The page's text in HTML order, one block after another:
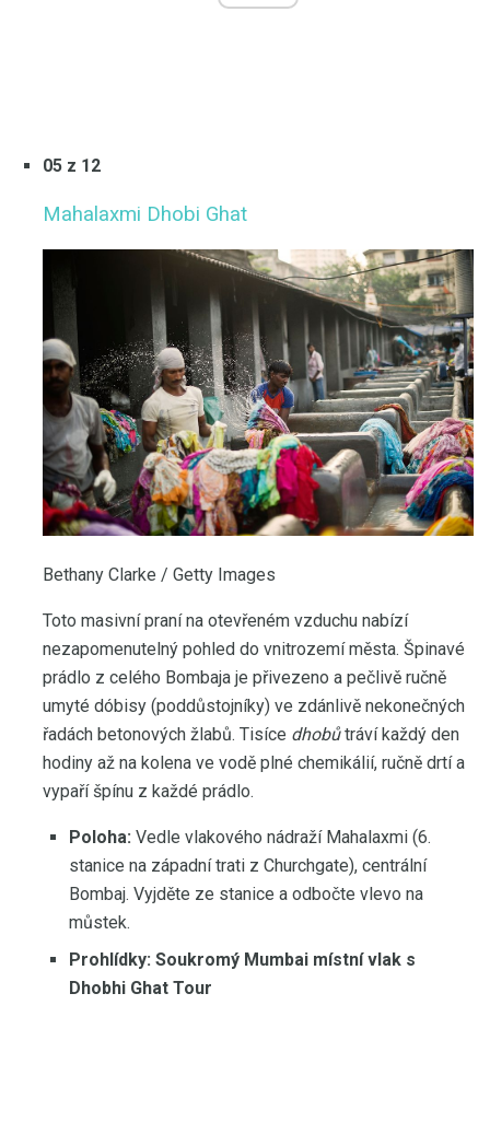
05 z 12
Mahalaxmi Dhobi Ghat
Bethany Clarke / Getty Images
Toto masivní praní na otevřeném vzduchu nabízí
nezapomenutelný pohled do vnitrozemí města. Špinavé
prádlo z celého Bombaja je přivezeno a pečlivě ručně
umyté dóbisy (poddůstojníky) ve zdánlivě nekonečných
řadách betonových žlabů. Tisíce dhobůtráví každý den
hodiny až na kolena ve vodě plné chemikálií, ručně drtí a
vypaří špínu z každé prádlo.
Poloha: Vedle vlakového nádraží Mahalaxmi (6.
stanice na západní trati z Churchgate), centrální
Bombaj. Vyjděte ze stanice a odbočte vlevo na
můstek.
Prohlídky: Soukromý Mumbai místní vlak s
Dhobhi Ghat Tour